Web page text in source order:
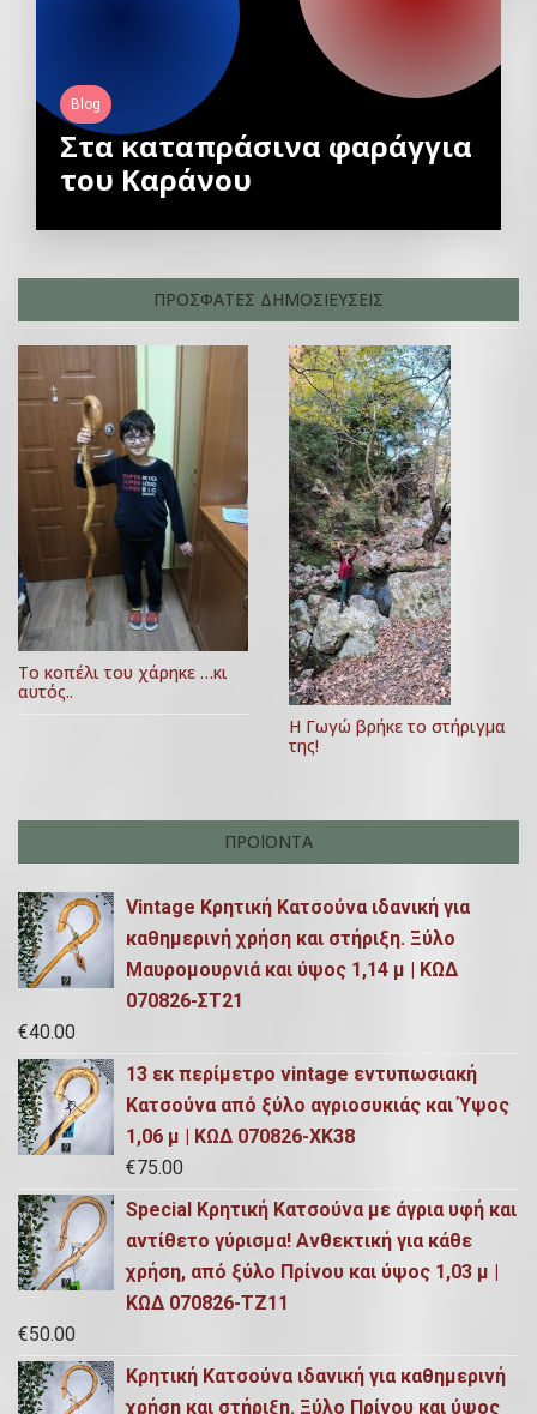
Blog
Στα καταπράσινα φαράγγια
του Καράνου
ΠΡΟΣΦΑΤΕΣ ΔΗΜΟΣΙΕΥΣΕΙΣ
Το κοπέλι του χάρηκε …κι
αυτός..
Η Γωγώ βρήκε το στήριγμα
της!
ΠΡΟΪΌΝΤΑ
Vintage Κρητική Κατσούνα ιδανική για
καθημερινή χρήση και στήριξη. Ξύλο
Μαυρομουρνιά και ύψος 1,14 μ | ΚΩΔ
070826-ΣΤ21
€40.00
13 εκ περίμετρο vintage εντυπωσιακή
Κατσούνα από ξύλο αγριοσυκιάς και Ύψος
1,06 μ | ΚΩΔ 070826-ΧΚ38
€75.00
Special Κρητική Κατσούνα με άγρια υφή και
αντίθετο γύρισμα! Ανθεκτική για κάθε
χρήση, από ξύλο Πρίνου και ύψος 1,03 μ |
ΚΩΔ 070826-ΤΖ11
€50.00
Κρητική Κατσούνα ιδανική για καθημερινή
χρήση και στήριξη. Ξύλο Πρίνου και ύψος